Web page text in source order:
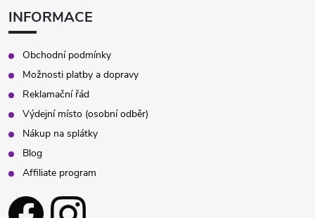
INFORMACE
Obchodní podmínky
Možnosti platby a dopravy
Reklamační řád
Výdejní místo (osobní odběr)
Nákup na splátky
Blog
Affiliate program